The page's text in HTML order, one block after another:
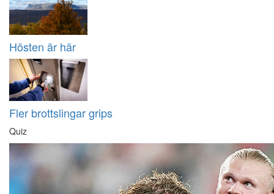
Hösten är här
Fler brottslingar grips
Quiz